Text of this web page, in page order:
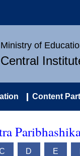
Ministry of
Central
Content
D E